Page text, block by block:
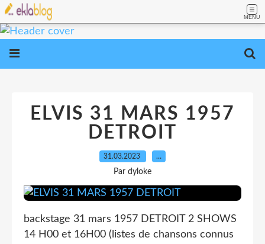
MENU
ELVIS 31 MARS 1957
DETROIT
31.03.2023 …
Par dyloke
backstage 31 mars 1957 DETROIT 2 SHOWS
14 H00 et 16H00 (listes de chansons connus